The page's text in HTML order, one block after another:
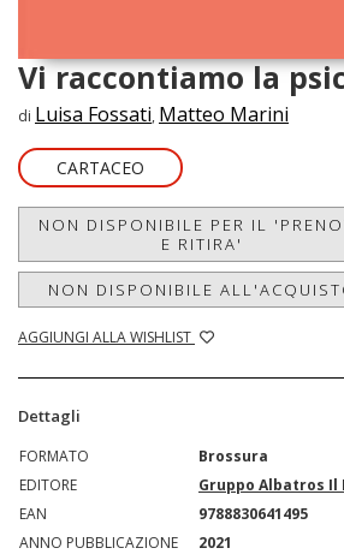
Vi raccontiamo la
di Luisa Fossati, Matteo Marini
CARTACEO
NON DISPONIBILE PER IL
E RITIRA'
NON DISPONIBILE
AGGIUNGI ALLA WISHLIST
Dettagli
FORMATO
Brossura
EDITORE
Gruppo Albatros Il
EAN
9788830641495
ANNO PUBBLICAZIONE
2021